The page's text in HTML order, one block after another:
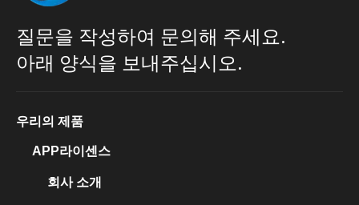
질문을 작성하여 문의해 주세요.
아래 양식을 보내주십시오.
우리의 제품
APP라이센스
회사 소개